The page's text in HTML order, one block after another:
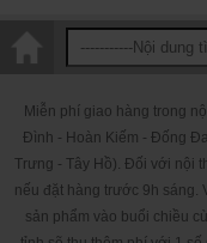
Miễn phí giao hàng trong
Đình - Hoàn Kiếm - Đống
Trưng - Tây Hồ). Đối với nội
nếu đặt hàng trước 9h sáng.
sản phẩm vào buổi chiều